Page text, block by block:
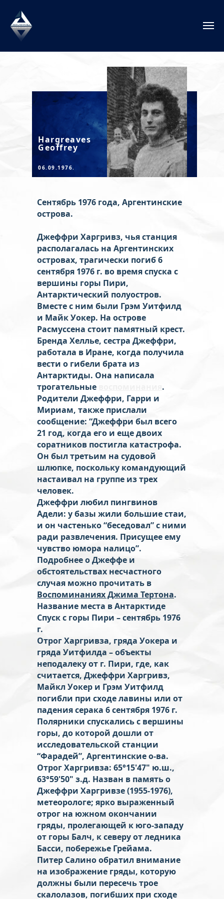
Hargreaves
Geoffrey
06.09.1976.
Сентябрь 1976 года, Аргентинские
острова.
Джеффри Харгривз, чья станция
располагалась на Аргентинских
островах, трагически погиб 6
сентября 1976 г. во время спуска с
вершины горы Пири,
Антарктический полуостров.
Вместе с ним были Грэм Уитфилд
и Майк Уокер. На острове
Расмуссена стоит памятный крест.
Бренда Хеллье, сестра Джеффри,
работала в Иране, когда получила
вести о гибели брата из
Антарктиды. Она написала
трогательные
.
Родители Джеффри, Гарри и
Мириам, также прислали
сообщение: “Джеффри был всего
21 год, когда его и еще двоих
соратников постигла катастрофа.
Он был третьим на судовой
шлюпке, поскольку командующий
настаивал на группе из трех
человек.
Джеффри любил пингвинов
Адели: у базы жили большие стаи,
и он частенько “беседовал” с ними
ради развлечения. Присущее ему
чувство юмора налицо”.
Подробнее о Джеффе и
обстоятельствах несчастного
случая можно прочитать в
Воспоминаниях Джима Тертона.
Название места в Антарктиде
Спуск с горы Пири – сентябрь 1976
г.
Отрог Харгривза, гряда Уокера и
гряда Уитфилда – объекты
неподалеку от г. Пири, где, как
считается, Джеффри Харгривз,
Майкл Уокер и Грэм Уитфилд
погибли при сходе лавины или от
падения серака 6 сентября 1976 г.
Полярники спускались с вершины
горы, до которой дошли от
исследовательской станции
“Фарадей”, Аргентинские о-ва.
Отрог Харгривза: 65°15'47" ю.ш.,
63°59'50" з.д. Назван в память о
Джеффри Харгривзе (1955-1976),
метеорологе; ярко выраженный
отрог на южном окончании
гряды, пролегающей к юго-западу
от горы Балч, к северу от ледника
Басси, побережье Грейама.
Питер Салино обратил внимание
на изображение гряды, которую
должны были пересечь трое
скалолазов, погибших при сходе